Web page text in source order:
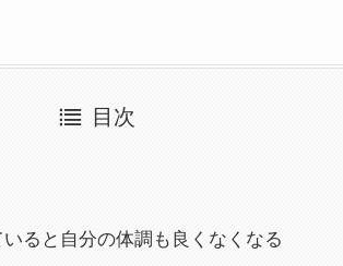
目次
ると自分の体調も良くなくなる